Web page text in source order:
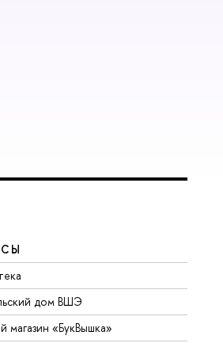
дом ВШЭ
магазин «БукВышка»